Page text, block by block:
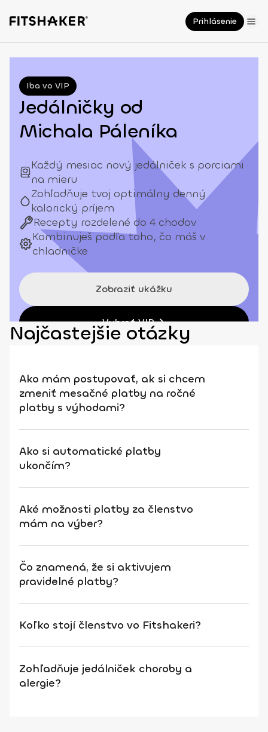
Prihlásenie
Iba vo VIP
Jedálničky od
Michala Páleníka
Každý mesiac nový jedálniček s porciami
na mieru
Zohľadňuje tvoj optimálny denný
kalorický príjem
Recepty rozdelené do 4 chodov
Kombinuješ podľa toho, čo máš v
chladničke
Zobraziť ukážku
Vybrať VIP
Najčastejšie otázky
Ako mám postupovať, ak si chcem
zmeniť mesačné platby na ročné
platby s výhodami?
Ako si automatické platby
ukončím?
Aké možnosti platby za členstvo
mám na výber?
Čo znamená, že si aktivujem
pravidelné platby?
Koľko stojí členstvo vo Fitshakeri?
Zohľadňuje jedálniček choroby a
alergie?